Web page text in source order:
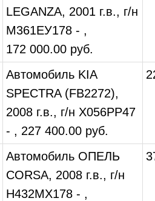
LEGANZA, 2001 г.в., г/н
М361ЕУ178 - ,
172 000.00 руб.
Автомобиль KIA
SPECTRA (FB2272),
2008 г.в., г/н Х056РР47
- , 227 400.00 руб.
Автомобиль ОПЕЛЬ
CORSA, 2008 г.в., г/н
Н432МХ178 - ,